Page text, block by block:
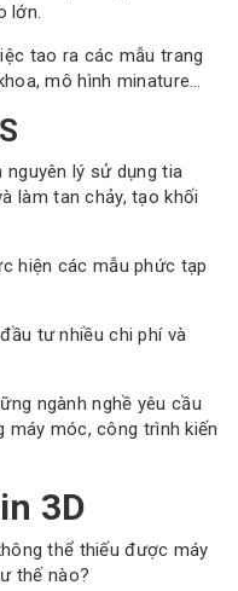
lớn.
tao ra các mẫu trang
mô hình minature…
lý sử dụng tia
làm tan chảy, tạo khối
hiện các mẫu phức tạp
tư nhiều chi phí và
ngành nghề yêu cầu
móc, công trình kiến
3D
thể thiếu được máy
thế nào?